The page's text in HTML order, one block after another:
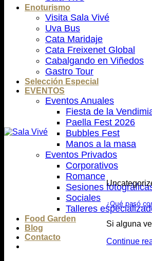
Enoturismo
Visita Sala Vivé
Uva Bus
Cata Maridaje
Cata Freixenet Global
Cabalgando en Viñedos
Gastro Tour
Selección Especial
EVENTOS
Eventos Anuales
Fiesta de la
Paella Fest 2026
Bubbles Fest
Manos a la masa
Eventos Privados
Corporativos
Romance
Sesiones
Sociales
Talleres
Food Garden
Blog
Contacto
¿Qué pasó
Si alguna
Continue